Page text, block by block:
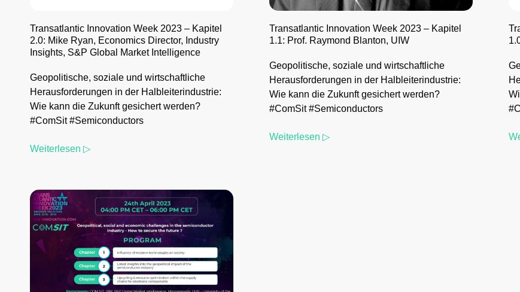
Transatlantic Innovation Week 2023 – Kapitel
2.0: Mike Ryan, Economics Director, Industry
Insights, S&P Global Market Intelligence
Geopolitische, soziale und wirtschaftliche
Herausforderungen in der Halbleiterindustrie:
Wie kann die Zukunft gesichert werden?
#ComSit #Semiconductors
Weiterlesen ▷
Transatlantic Innovation Week 2023 – Kapitel
1.1: Prof. Raymond Blanton, UIW
Geopolitische, soziale und wirtschaftliche
Herausforderungen in der Halbleiterindustrie:
Wie kann die Zukunft gesichert werden?
#ComSit #Semiconductors
Weiterlesen ▷